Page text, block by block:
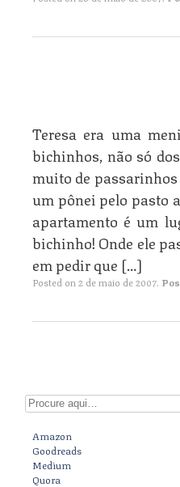
Teresa era uma
bichinhos, não só
muito de passarinhos
um pônei pelo pasto
apartamento é um
bichinho! Onde ele
em pedir que […]
Posted on2 de maio de 2007.
Digite aqui
Amazon
Goodreads
Medium
Quora